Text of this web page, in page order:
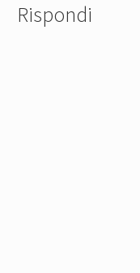
Rispondi